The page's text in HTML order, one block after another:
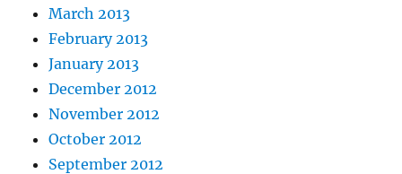
March 2013
February 2013
January 2013
December 2012
November 2012
October 2012
September 2012